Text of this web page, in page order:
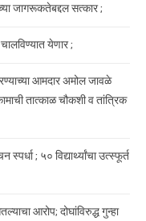
जागरूकतेबद्दल सत्कार ;
येणार ;
आमदार अमोल जावळे
तात्काळ चौकशी व तांत्रिक
; ५० विद्यार्थ्यांचा उत्स्फूर्त
आरोप; दोघांविरुद्ध गुन्हा